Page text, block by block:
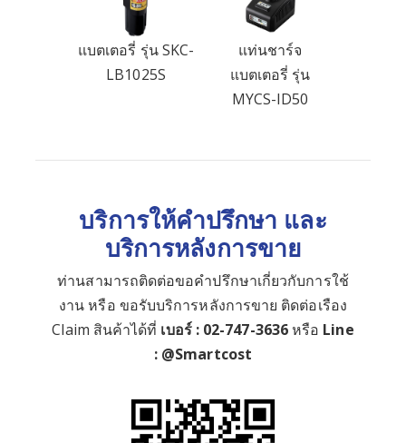
แบตเตอรี่ รุ่น SKC-
LB1025S
แท่นชาร์จ
แบตเตอรี่ รุ่น
MYCS-ID50
บริการให้คำปรึกษา และ
บริการหลังการขาย
ท่านสามารถติดต่อขอคำปรึกษาเกี่ยวกับการใช้
งาน หรือ ขอรับบริการหลังการขาย ติดต่อเรือง
Claim สินค้าได้ที่ เบอร์ : 02-747-3636หรือ Line
: @Smartcost